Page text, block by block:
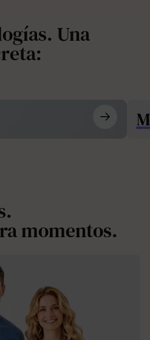
Una
momentos.